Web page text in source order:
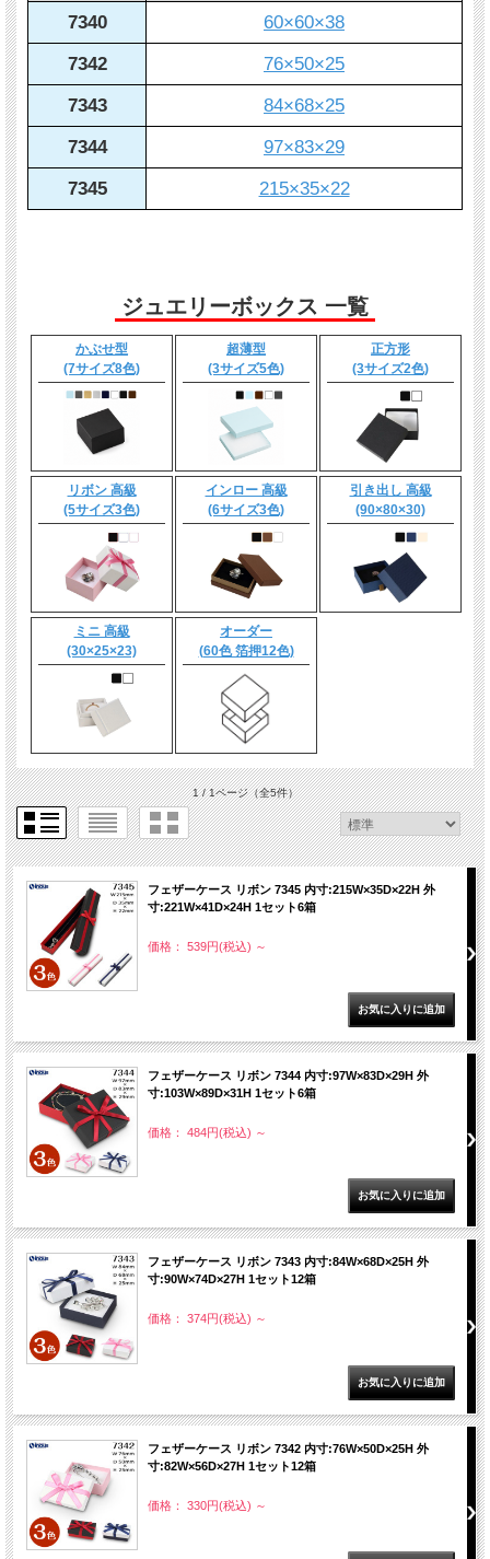
7340
60×60×38
7342
76×50×25
7343
84×68×25
7344
97×83×29
7345
215×35×22
ジュエリーボックス 一覧
かぶせ型
(7サイズ8色)
超薄型
(3サイズ5色)
正方形
(3サイズ2色)
リボン 高級
(5サイズ3色)
インロー 高級
(6サイズ3色)
引き出し 高級
(90×80×30)
ミニ 高級
(30×25×23)
オーダー
(60色 箔押12色)
1 / 1ページ（全5件）
フェザーケース リボン 7345 内寸:215W×35D×22H 外
寸:221W×41D×24H 1セット6箱
価格： 539円(税込) ～
フェザーケース リボン 7344 内寸:97W×83D×29H 外
寸:103W×89D×31H 1セット6箱
価格： 484円(税込) ～
フェザーケース リボン 7343 内寸:84W×68D×25H 外
寸:90W×74D×27H 1セット12箱
価格： 374円(税込) ～
フェザーケース リボン 7342 内寸:76W×50D×25H 外
寸:82W×56D×27H 1セット12箱
価格： 330円(税込) ～